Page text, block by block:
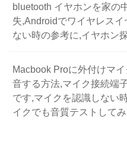
bluetooth イヤホンを家の
失,Androidでワイヤレス
ない時の参考に,イヤホン
Macbook Proに外付けマ
音する方法,マイク接続端
です,マイクを認識しない
イクでも音質テストしてみ